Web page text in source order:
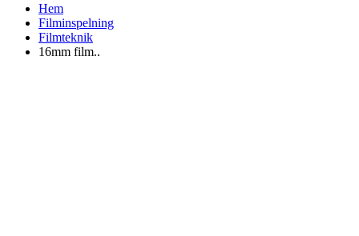
Hem
Filminspelning
Filmteknik
16mm film..